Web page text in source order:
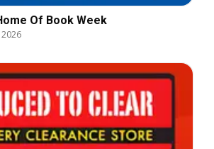
Of Book Week